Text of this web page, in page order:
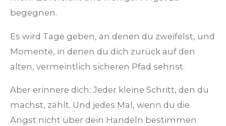
begegnen.
Es wird Tage geben, an denen du zweifelst, und
Momente, in denen du dich zurück auf den
alten, vermeintlich sicheren Pfad sehnst.
Aber erinnere dich: Jeder kleine Schritt, den du
machst, zählt. Und jedes Mal, wenn du die
Angst nicht über dein Handeln bestimmen